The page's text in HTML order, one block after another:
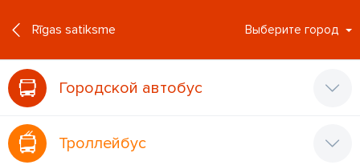
+19
Выберите город
Rīgas satiksme
Городской автобус
Троллейбус